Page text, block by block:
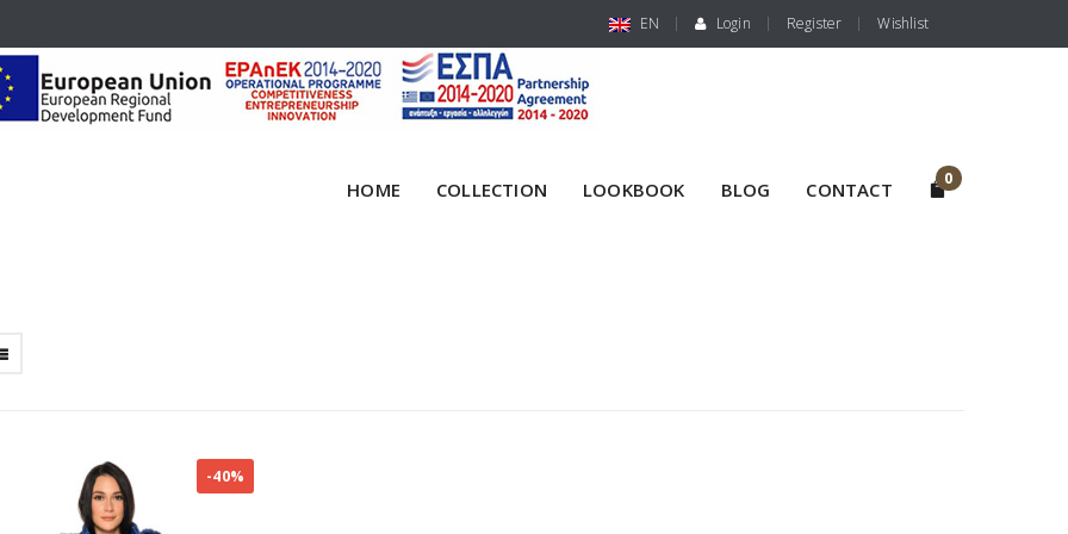
Login Register Wishlist
EN
HOME COLLECTION LOOKBOOK BLOG CONTACT
0
-40%